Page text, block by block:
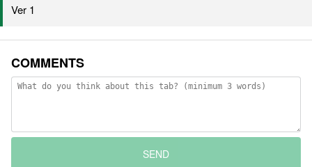
Ver 1
COMMENTS
SEND